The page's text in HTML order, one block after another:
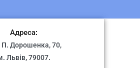
Адреса:
П. Дорошенка, 70,
Львів, 79007.